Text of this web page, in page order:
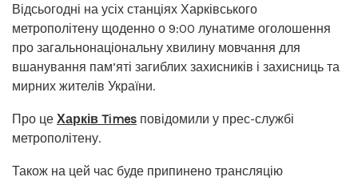
Відсьогодні на усіх станціях Харківського
метрополітену щоденно о 9:00 лунатиме оголошення
про загальнонаціональну хвилину мовчання для
вшанування пам’яті загиблих захисників і захисниць та
мирних жителів України.
Про це Харків Times повідомили у прес-службі
метрополітену.
Також на цей час буде припинено трансляцію